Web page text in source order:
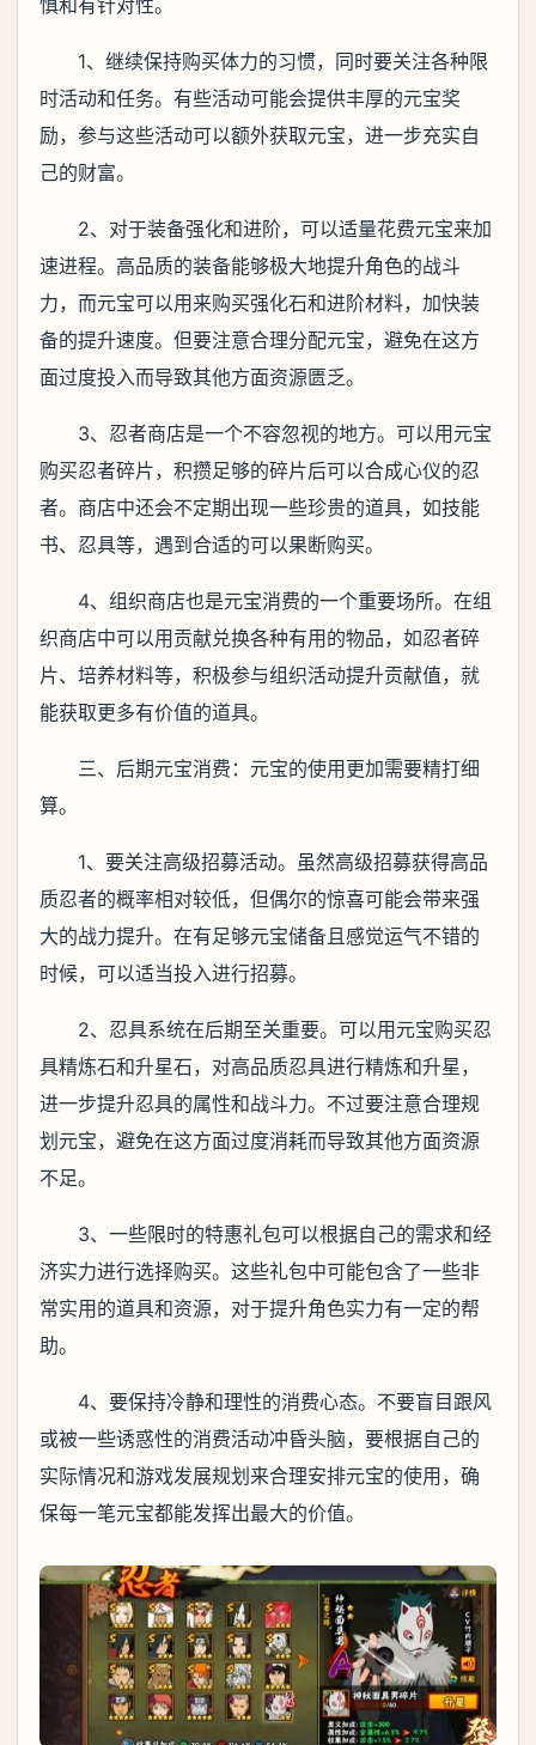
1、继续保持购买体力的习惯，同时要关注各种限
时活动和任务。有些活动可能会提供丰厚的元宝奖
励，参与这些活动可以额外获取元宝，进一步充实自
己的财富。
2、对于装备强化和进阶，可以适量花费元宝来加
速进程。高品质的装备能够极大地提升角色的战斗
力，而元宝可以用来购买强化石和进阶材料，加快装
备的提升速度。但要注意合理分配元宝，避免在这方
面过度投入而导致其他方面资源匮乏。
3、忍者商店是一个不容忽视的地方。可以用元宝
购买忍者碎片，积攒足够的碎片后可以合成心仪的忍
者。商店中还会不定期出现一些珍贵的道具，如技能
书、忍具等，遇到合适的可以果断购买。
4、组织商店也是元宝消费的一个重要场所。在组
织商店中可以用贡献兑换各种有用的物品，如忍者碎
片、培养材料等，积极参与组织活动提升贡献值，就
能获取更多有价值的道具。
三、后期元宝消费：元宝的使用更加需要精打细
算。
1、要关注高级招募活动。虽然高级招募获得高品
质忍者的概率相对较低，但偶尔的惊喜可能会带来强
大的战力提升。在有足够元宝储备且感觉运气不错的
时候，可以适当投入进行招募。
2、忍具系统在后期至关重要。可以用元宝购买忍
具精炼石和升星石，对高品质忍具进行精炼和升星，
进一步提升忍具的属性和战斗力。不过要注意合理规
划元宝，避免在这方面过度消耗而导致其他方面资源
不足。
3、一些限时的特惠礼包可以根据自己的需求和经
济实力进行选择购买。这些礼包中可能包含了一些非
常实用的道具和资源，对于提升角色实力有一定的帮
助。
4、要保持冷静和理性的消费心态。不要盲目跟风
或被一些诱惑性的消费活动冲昏头脑，要根据自己的
实际情况和游戏发展规划来合理安排元宝的使用，确
保每一笔元宝都能发挥出最大的价值。